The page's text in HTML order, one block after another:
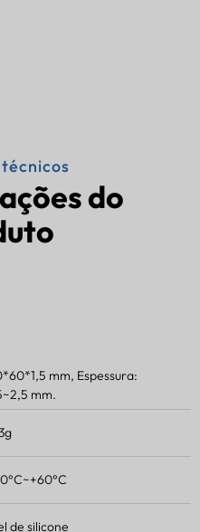
do
mm, Espessura:
mm.
de silicone